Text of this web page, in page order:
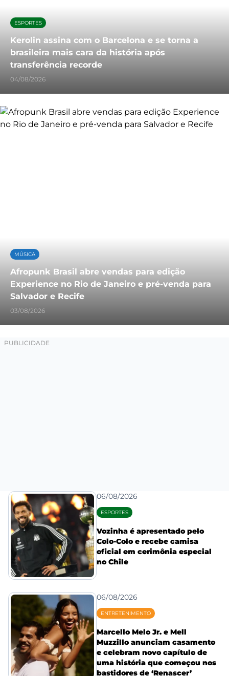
ESPORTES
Kerolin assina com o Barcelona e se torna a
brasileira mais cara da história após
transferência recorde
04/08/2026
MÚSICA
Afropunk Brasil abre vendas para edição
Experience no Rio de Janeiro e pré-venda para
Salvador e Recife
03/08/2026
06/08/2026
ESPORTES
Vozinha é apresentado pelo
Colo-Colo e recebe camisa
oficial em cerimônia especial
no Chile
06/08/2026
ENTRETENIMENTO
Marcello Melo Jr. e Mell
Muzzillo anunciam casamento
e celebram novo capítulo de
uma história que começou nos
bastidores de ‘Renascer’